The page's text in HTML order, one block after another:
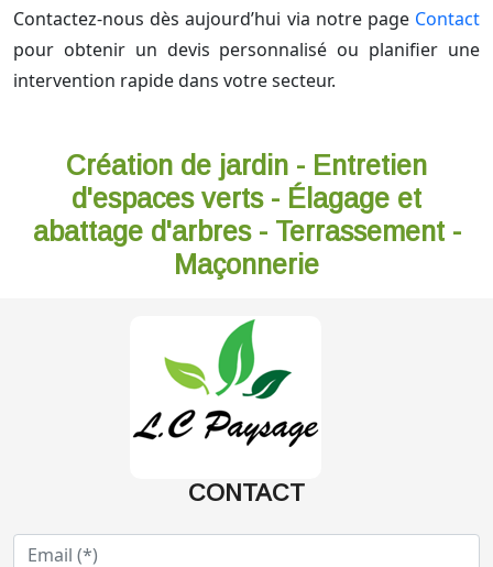
Contactez-nous dès aujourd’hui via notre page Contact
pour obtenir un devis personnalisé ou planifier une
intervention rapide dans votre secteur.
Création de jardin - Entretien
d'espaces verts - Élagage et
abattage d'arbres - Terrassement -
Maçonnerie
CONTACT